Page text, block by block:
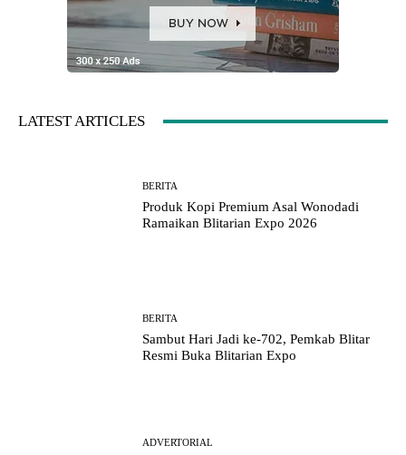
LATEST ARTICLES
BERITA
Produk Kopi Premium Asal Wonodadi
Ramaikan Blitarian Expo 2026
BERITA
Sambut Hari Jadi ke-702, Pemkab Blitar
Resmi Buka Blitarian Expo
ADVERTORIAL